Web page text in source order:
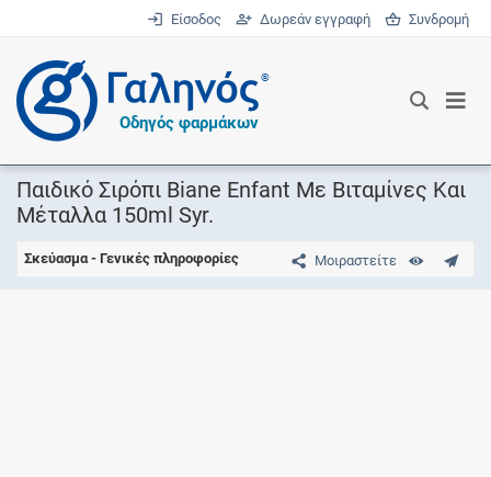
Είσοδος Δωρεάν εγγραφή Συνδρομή
®
Οδηγός φαρμάκων
Παιδικό Σιρόπι Biane Enfant Mε Βιταμίνες Kαι
Mέταλλα 150ml Syr.
Μοιραστείτε
Σκεύασμα - Γενικές πληροφορίες